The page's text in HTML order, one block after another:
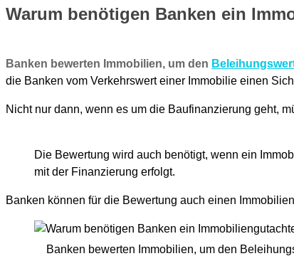
Warum benötigen Banken ein
Banken bewerten Immobilien, um den
die Banken vom Verkehrswert einer Immobilie einen
Nicht nur dann, wenn es um die Baufinanzierung geht,
Die Bewertung wird auch benötigt, wenn ein
mit der Finanzierung erfolgt.
Banken können für die Bewertung auch einen
Banken bewerten Immobilien, um den